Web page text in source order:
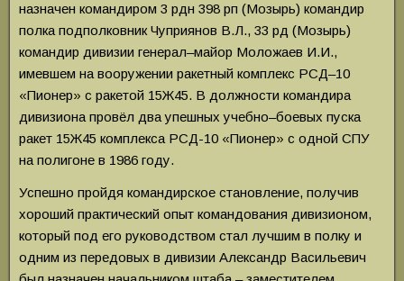
назначен командиром 3 рдн 398 рп (Мозырь) командир
полка подполковник Чуприянов В.Л., 33 рд (Мозырь)
командир дивизии генерал–майор Моложаев И.И.,
имевшем на вооружении ракетный комплекс РСД–10
«Пионер» с ракетой 15Ж45. В должности командира
дивизиона провёл два упешных учебно–боевых пуска
ракет 15Ж45 комплекса РСД-10 «Пионер» с одной СПУ
на полигоне в 1986 году.
Успешно пройдя командирское становление, получив
хороший практический опыт командования дивизионом,
который под его руководством стал лучшим в полку и
одним из передовых в дивизии Александр Васильевич